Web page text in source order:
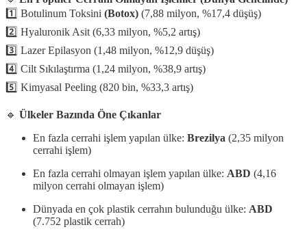
1️⃣ Botulinum Toksini (Botox) (7,88 milyon, %17,4 düşüş)
2️⃣ Hyaluronik Asit (6,33 milyon, %5,2 artış)
3️⃣ Lazer Epilasyon (1,48 milyon, %12,9 düşüş)
4️⃣ Cilt Sıkılaştırma (1,24 milyon, %38,9 artış)
5️⃣ Kimyasal Peeling (820 bin, %33,3 artış)
🔹 Ülkeler Bazında Öne Çıkanlar
En fazla cerrahi işlem yapılan ülke: Brezilya (2,35 milyon
cerrahi işlem)
En fazla cerrahi olmayan işlem yapılan ülke: ABD (4,16
milyon cerrahi olmayan işlem)
Dünyada en çok plastik cerrahın bulunduğu ülke: ABD
(7.752 plastik cerrah)